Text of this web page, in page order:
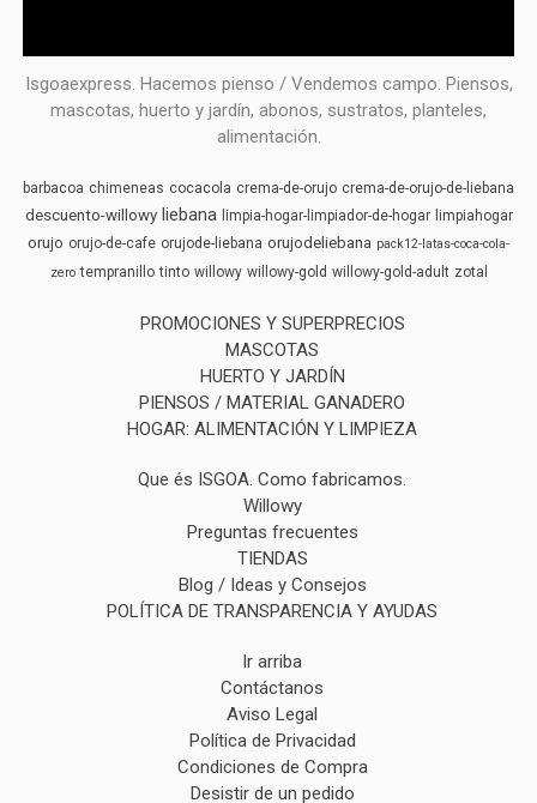
Isgoaexpress. Hacemos pienso / Vendemos campo. Piensos,
mascotas, huerto y jardín, abonos, sustratos, planteles,
alimentación.
barbacoa chimeneas cocacola crema-de-orujo crema-de-orujo-de-liebana
descuento-willowy liebana limpia-hogar-limpiador-de-hogar limpiahogar
orujo orujo-de-cafe orujode-liebana orujodeliebana pack12-latas-coca-cola-
zero tempranillo tinto willowy willowy-gold willowy-gold-adult zotal
PROMOCIONES Y SUPERPRECIOS
MASCOTAS
HUERTO Y JARDÍN
PIENSOS / MATERIAL GANADERO
HOGAR: ALIMENTACIÓN Y LIMPIEZA
Que és ISGOA. Como fabricamos.
Willowy
Preguntas frecuentes
TIENDAS
Blog / Ideas y Consejos
POLÍTICA DE TRANSPARENCIA Y AYUDAS
Ir arriba
Contáctanos
Aviso Legal
Política de Privacidad
Condiciones de Compra
Desistir de un pedido